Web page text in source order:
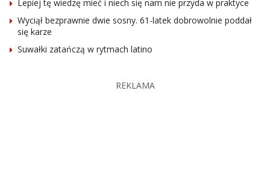
Lepiej tę wiedzę mieć i niech się nam nie przyda w praktyce
Wyciął bezprawnie dwie sosny. 61-latek dobrowolnie poddał
się karze
Suwałki zatańczą w rytmach latino
REKLAMA